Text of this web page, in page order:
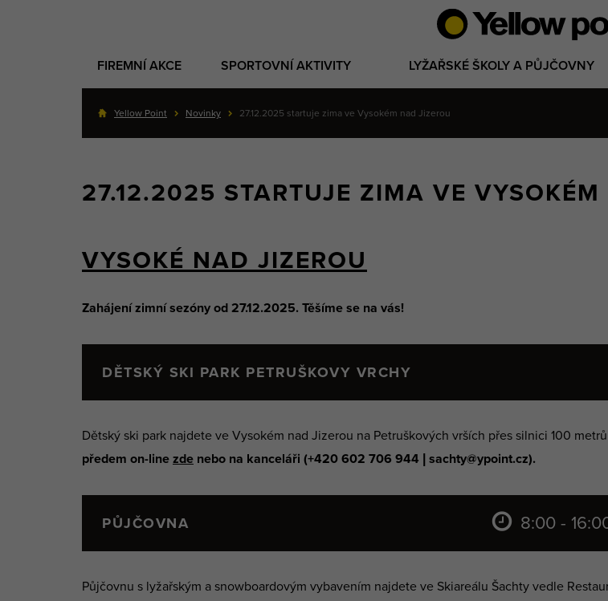
FIREMNÍ AKCE SPORTOVNÍ AKTIVITY LYŽAŘSKÉ ŠKOLY A PŮJČOVNY
Yellow Point Novinky 27.12.2025 startuje zima ve Vysokém nad Jizerou
27.12.2025 STARTUJE ZIMA VE
VYSOKÉ NAD JIZEROU
Zahájení zimní sezóny od 27.12.2025. Těšíme se na vás!
DĚTSKÝ SKI PARK PETRUŠKOVY VRCHY
Dětský ski park najdete ve Vysokém nad Jizerou na Petruškových vrších přes silnici 100
předem on-line zde nebo na kanceláři (+420 602 706 944 | sachty@ypoint.cz).
PŮJČOVNA 8:00 -
Půjčovnu s lyžařským a snowboardovým vybavením najdete ve Skiareálu Šachty vedle